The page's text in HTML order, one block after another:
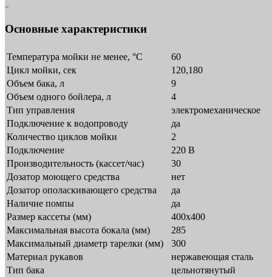
Основные характеристики
Температура мойки не менее, °С
60
Цикл мойки, сек
120,180
Объем бака, л
9
Объем одного бойлера, л
4
Тип управления
электромеханическое
Подключение к водопроводу
да
Количество циклов мойки
2
Подключение
220 В
Производительность (кассет/час)
30
Дозатор моющего средства
нет
Дозатор ополаскивающего средства
да
Наличие помпы
да
Размер кассеты (мм)
400х400
Максимальная высота бокала (мм)
285
Максимальный диаметр тарелки (мм)
300
Материал рукавов
нержавеющая сталь
Тип бака
цельнотянутый